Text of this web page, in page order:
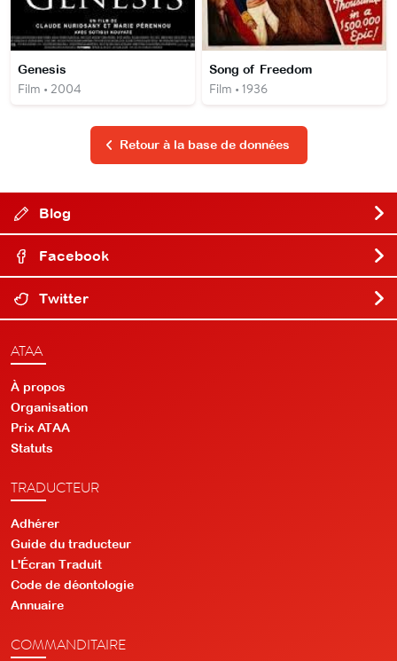
Genesis
Film • 2004
Song of Freedom
Film • 1936
Retour à la base de données
Blog
Facebook
Twitter
ATAA
À propos
Organisation
Prix ATAA
Statuts
TRADUCTEUR
Adhérer
Guide du traducteur
L'Écran Traduit
Code de déontologie
Annuaire
COMMANDITAIRE